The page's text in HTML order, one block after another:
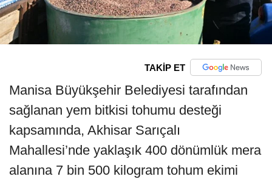
TAKİP ET
Manisa Büyükşehir Belediyesi tarafından
sağlanan yem bitkisi tohumu desteği
kapsamında, Akhisar Sarıçalı
Mahallesi’nde yaklaşık 400 dönümlük mera
alanına 7 bin 500 kilogram tohum ekimi